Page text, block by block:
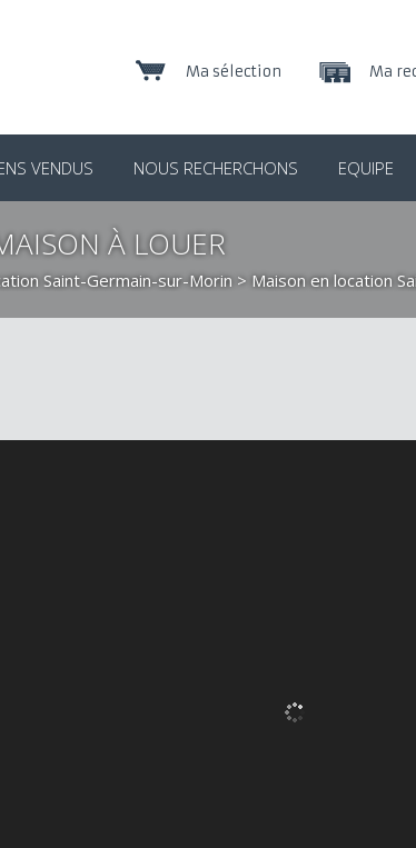
Ma
Ma sélection
VENDUS NOUS RECHERCHONS EQUIPE
À LOUER
Saint-Germain-sur-Morin > Maison en location